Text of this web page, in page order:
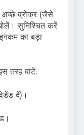
ब्रोकर (जैसे
सुनिश्चित करें
का बड़ा
तरह बांटें:
दें)।